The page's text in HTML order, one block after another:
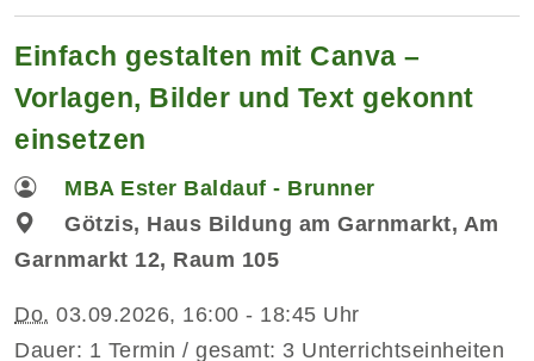
Einfach gestalten mit Canva –
Vorlagen, Bilder und Text gekonnt
einsetzen
MBA Ester Baldauf - Brunner
Götzis, Haus Bildung am Garnmarkt, Am
Garnmarkt 12, Raum 105
Do. 03.09.2026, 16:00 - 18:45 Uhr
Dauer: 1 Termin / gesamt: 3 Unterrichtseinheiten